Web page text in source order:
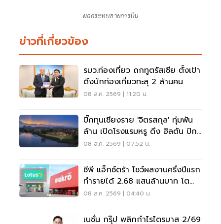
ผลกระทบสายการบิน
ข่าวที่เกี่ยวข้อง
รมว.ท่องเที่ยว ถกทูตรัสเซีย ตั้งเป้า
ดึงนักท่องเที่ยวทะลุ 2 ล้านคน
08 ส.ค. 2569 | 11:20 น.
บิ๊กทุนเชียงราย 'จิตรสกุล' ทุ่มพัน
ล้าน เปิดโรงแรมหรู ดึง ฮิลตัน ปัก
หมุดแบรนด์ใหม่
08 ส.ค. 2569 | 07:52 น.
ซีพี แอ็กซ์ตร้า โชว์ผลงานครึ่งปีแรก
ทำรายได้ 2.68 แสนล้านบาท โต
3.6%
08 ส.ค. 2569 | 04:40 น.
เนชั่น กรุ๊ป พลิกกำไรไตรมาส 2/69